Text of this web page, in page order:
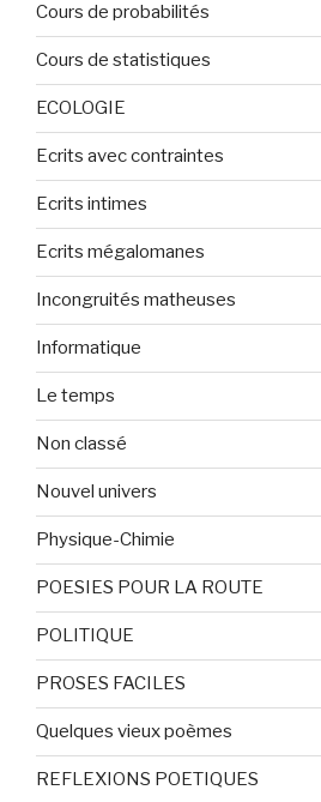
Cours de probabilités
Cours de statistiques
ECOLOGIE
Ecrits avec contraintes
Ecrits intimes
Ecrits mégalomanes
Incongruités matheuses
Informatique
Le temps
Non classé
Nouvel univers
Physique-Chimie
POESIES POUR LA ROUTE
POLITIQUE
PROSES FACILES
Quelques vieux poèmes
REFLEXIONS POETIQUES